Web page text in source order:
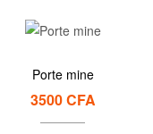
Porte mine
3500CFA